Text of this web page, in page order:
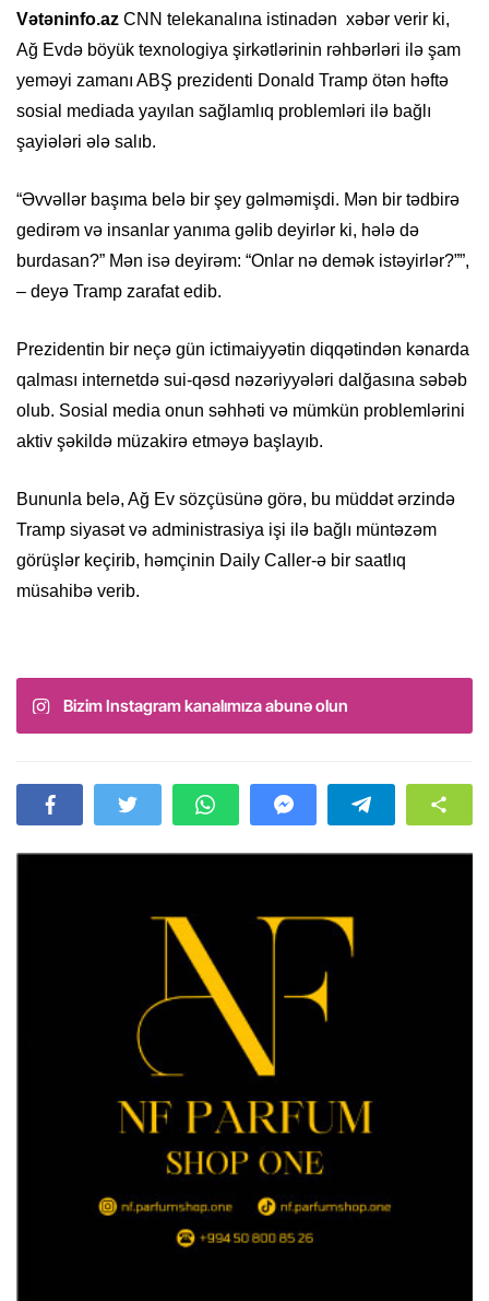
Vətəninfo.az CNN telekanalına istinadən xəbər verir ki,
Ağ Evdə böyük texnologiya şirkətlərinin rəhbərləri ilə şam
yeməyi zamanı ABŞ prezidenti Donald Tramp ötən həftə
sosial mediada yayılan sağlamlıq problemləri ilə bağlı
şayiələri ələ salıb.
“Əvvəllər başıma belə bir şey gəlməmişdi. Mən bir tədbirə
gedirəm və insanlar yanıma gəlib deyirlər ki, hələ də
burdasan?” Mən isə deyirəm: “Onlar nə demək istəyirlər?””,
– deyə Tramp zarafat edib.
Prezidentin bir neçə gün ictimaiyyətin diqqətindən kənarda
qalması internetdə sui-qəsd nəzəriyyələri dalğasına səbəb
olub. Sosial media onun səhhəti və mümkün problemlərini
aktiv şəkildə müzakirə etməyə başlayıb.
Bununla belə, Ağ Ev sözçüsünə görə, bu müddət ərzində
Tramp siyasət və administrasiya işi ilə bağlı müntəzəm
görüşlər keçirib, həmçinin Daily Caller-ə bir saatlıq
müsahibə verib.
Bizim Instagram kanalımıza abunə olun